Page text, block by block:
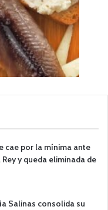
cae por la mínima ante
y queda eliminada de
Salinas consolida su